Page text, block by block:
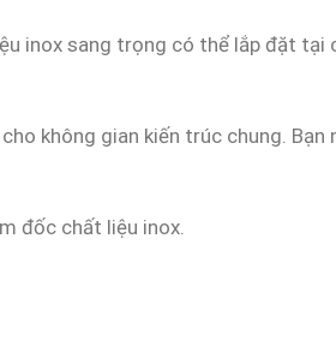
inox sang trọng có thể lắp đặt
không gian kiến trúc chung. Bạn
đốc chất liệu inox.